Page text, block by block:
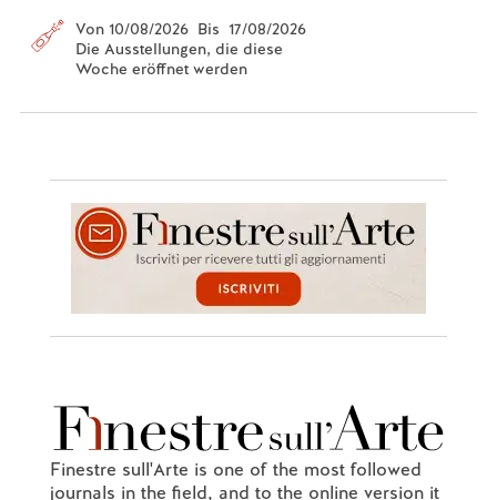
Von 10/08/2026 Bis 17/08/2026
Die Ausstellungen, die diese
Woche eröffnet werden
Finestre sull'Arte is one of the most followed
journals in the field, and to the online version it